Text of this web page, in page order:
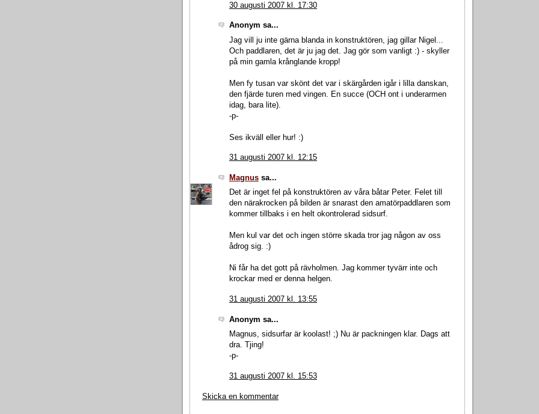
30 augusti 2007 kl. 17:30
Anonym sa...
Jag vill ju inte gärna blanda in konstruktören, jag gillar Nigel...
Och paddlaren, det är ju jag det. Jag gör som vanligt :) - skyller
på min gamla krånglande kropp!
Men fy tusan var skönt det var i skärgården igår i lilla danskan,
den fjärde turen med vingen. En succe (OCH ont i underarmen
idag, bara lite).
-p-
Ses ikväll eller hur! :)
31 augusti 2007 kl. 12:15
Magnus sa...
Det är inget fel på konstruktören av våra båtar Peter. Felet till
den närakrocken på bilden är snarast den amatörpaddlaren som
kommer tillbaks i en helt okontrolerad sidsurf.
Men kul var det och ingen större skada tror jag någon av oss
ådrog sig. :)
Ni får ha det gott på rävholmen. Jag kommer tyvärr inte och
krockar med er denna helgen.
31 augusti 2007 kl. 13:55
Anonym sa...
Magnus, sidsurfar är koolast! ;) Nu är packningen klar. Dags att
dra. Tjing!
-p-
31 augusti 2007 kl. 15:53
Skicka en kommentar